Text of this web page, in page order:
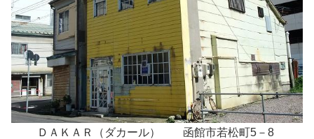
ＤＡＫＡＲ（ダカール） 函館市若松町5－8